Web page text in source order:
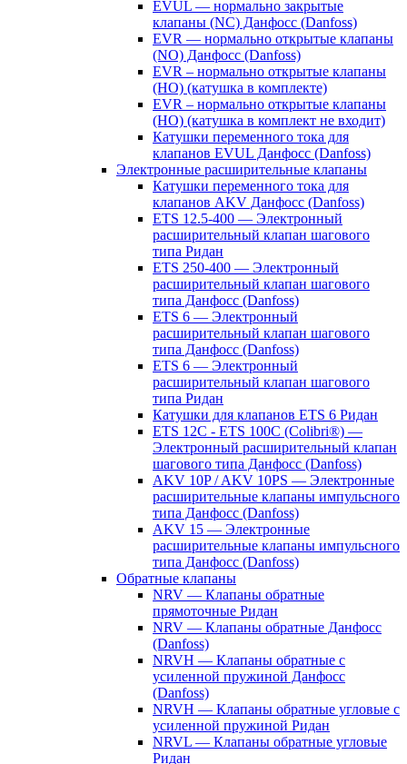
EVUL — нормально закрытые
клапаны (NC) Данфосс (Danfoss)
EVR — нормально открытые клапаны
(NO) Данфосс (Danfoss)
EVR – нормально открытые клапаны
(НО) (катушка в комплекте)
EVR – нормально открытые клапаны
(НО) (катушка в комплект не входит)
Катушки переменного тока для
клапанов EVUL Данфосс (Danfoss)
Электронные расширительные клапаны
Катушки переменного тока для
клапанов AKV Данфосс (Danfoss)
ETS 12.5-400 — Электронный
расширительный клапан шагового
типа Ридан
ETS 250-400 — Электронный
расширительный клапан шагового
типа Данфосс (Danfoss)
ETS 6 — Электронный
расширительный клапан шагового
типа Данфосс (Danfoss)
ETS 6 — Электронный
расширительный клапан шагового
типа Ридан
Катушки для клапанов ETS 6 Ридан
ETS 12C - ETS 100C (Colibri®) —
Электронный расширительный клапан
шагового типа Данфосс (Danfoss)
AKV 10P / AKV 10PS — Электронные
расширительные клапаны импульсного
типа Данфосс (Danfoss)
AKV 15 — Электронные
расширительные клапаны импульсного
типа Данфосс (Danfoss)
Обратные клапаны
NRV — Клапаны обратные
прямоточные Ридан
NRV — Клапаны обратные Данфосс
(Danfoss)
NRVH — Клапаны обратные с
усиленной пружиной Данфосс
(Danfoss)
NRVH — Клапаны обратные угловые с
усиленной пружиной Ридан
NRVL — Клапаны обратные угловые
Ридан